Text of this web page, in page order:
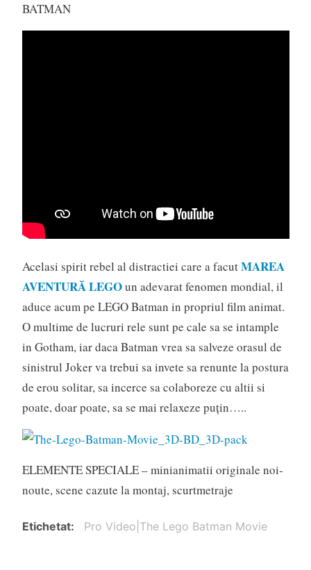
BATMAN
Acelasi spirit rebel al distractiei care a facutMAREA
AVENTURĂ LEGOun adevarat fenomen mondial, il
aduce acum pe LEGO Batman in propriul film animat.
O multime de lucruri rele sunt pe cale sa se intample
in Gotham, iar daca Batman vrea sa salveze orasul de
sinistrul Joker va trebui sa invete sa renunte la postura
de erou solitar, sa incerce sa colaboreze cu altii si
poate, doar poate, sa se mai relaxeze puţin…..
ELEMENTE SPECIALE – minianimatii originale noi-
noute, scene cazute la montaj, scurtmetraje
Etichetat Pro Video|The Lego Batman Movie